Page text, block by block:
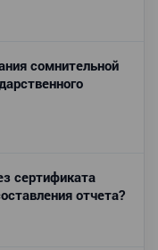
сомнительной
сертификата
отчета?